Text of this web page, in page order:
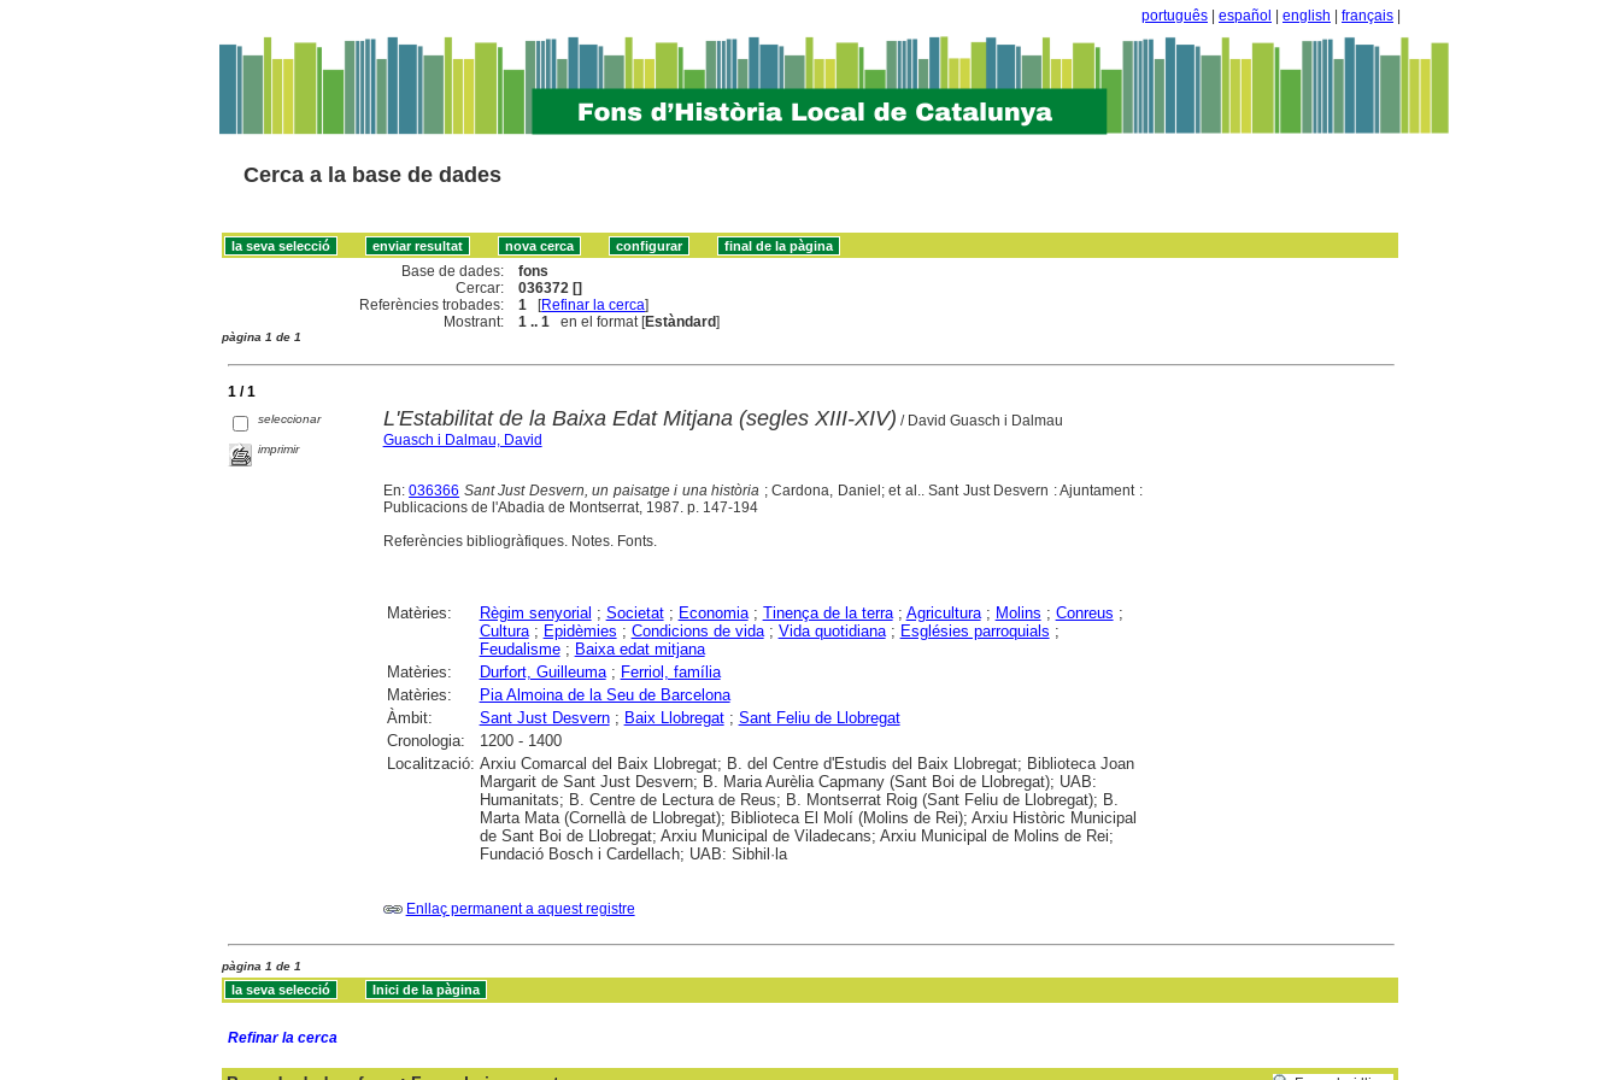
português español english français
Cerca a la base de dades
Base de dades:
fons
Cercar:
036372 []
Referències trobades:
1 [Refinar la cerca]
Mostrant:
1 .. 1 en el format [Estàndard]
pàgina 1 de 1
1 / 1
seleccionar
imprimir
L'Estabilitat de la Baixa Edat Mitjana (segles XIII-XIV) / David Guasch i Dalmau
Guasch i Dalmau, David
En:036366 Sant Just Desvern, un paisatge i una història ; Cardona, Daniel; et al.. Sant Just Desvern : Ajuntament :
Publicacions de l'Abadia de Montserrat, 1987. p. 147-194
Referències bibliogràfiques. Notes. Fonts.
Matèries: Règim senyorial ; Societat; Economia; Tinença de la terra; Agricultura; Molins ; Conreus ;
Cultura; Epidèmies ; Condicions de vida; Vida quotidiana; Esglésies parroquials ;
Feudalisme; Baixa edat mitjana
Matèries:
Durfort, Guilleuma; Ferriol, família
Matèries:
Pia Almoina de la Seu de Barcelona
Àmbit:
Sant Just Desvern; Baix Llobregat; Sant Feliu de Llobregat
Cronologia:
1200 - 1400
Localització: Arxiu Comarcal del Baix Llobregat; B. del Centre d'Estudis del Baix Llobregat; Biblioteca Joan
Margarit de Sant Just Desvern; B. Maria Aurèlia Capmany (Sant Boi de Llobregat); UAB:
Humanitats; B. Centre de Lectura de Reus; B. Montserrat Roig (Sant Feliu de Llobregat); B.
Marta Mata (Cornellà de Llobregat); Biblioteca El Molí (Molins de Rei); Arxiu Històric Municipal
de Sant Boi de Llobregat; Arxiu Municipal de Viladecans; Arxiu Municipal de Molins de Rei;
Fundació Bosch i Cardellach; UAB: Sibhil·la
Enllaç permanent a aquest registre
pàgina 1 de 1
Refinar la cerca